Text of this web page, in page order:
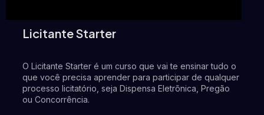
Licitante Starter
O Licitante Starter é um curso que vai te ensinar tudo o
que você precisa aprender para participar de qualquer
processo licitatório, seja Dispensa Eletrõnica, Pregão
ou Concorrência.